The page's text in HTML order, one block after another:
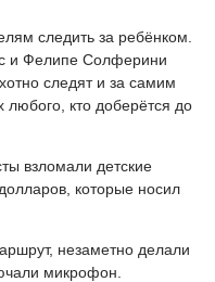
следить за ребёнком.
и Фелипе Солферини
следят и за самим
кто доберётся до
взломали детские
которые носил
незаметно делали
микрофон.